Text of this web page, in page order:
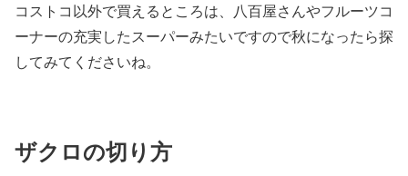
コストコ以外で買えるところは、八百屋さんやフルーツコ
ーナーの充実したスーパーみたいですので秋になったら探
してみてくださいね。
ザクロの切り方